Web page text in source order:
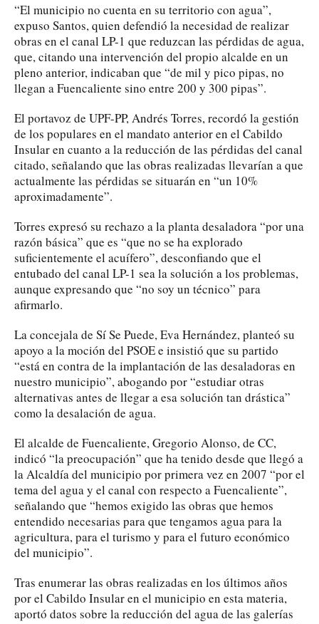
“El municipio no cuenta en su territorio con agua”,
expuso Santos, quien defendió la necesidad de realizar
obras en el canal LP-1 que reduzcan las pérdidas de agua,
que, citando una intervención del propio alcalde en un
pleno anterior, indicaban que “de mil y pico pipas, no
llegan a Fuencaliente sino entre 200 y 300 pipas”.
El portavoz de UPF-PP, Andrés Torres, recordó la gestión
de los populares en el mandato anterior en el Cabildo
Insular en cuanto a la reducción de las pérdidas del canal
citado, señalando que las obras realizadas llevarían a que
actualmente las pérdidas se situarán en “un 10%
aproximadamente”.
Torres expresó su rechazo a la planta desaladora “por una
razón básica” que es “que no se ha explorado
suficientemente el acuífero”, desconfiando que el
entubado del canal LP-1 sea la solución a los problemas,
aunque expresando que “no soy un técnico” para
afirmarlo.
La concejala de Sí Se Puede, Eva Hernández, planteó su
apoyo a la moción del PSOE e insistió que su partido
“está en contra de la implantación de las desaladoras en
nuestro municipio”, abogando por “estudiar otras
alternativas antes de llegar a esa solución tan drástica”
como la desalación de agua.
El alcalde de Fuencaliente, Gregorio Alonso, de CC,
indicó “la preocupación” que ha tenido desde que llegó a
la Alcaldía del municipio por primera vez en 2007 “por el
tema del agua y el canal con respecto a Fuencaliente”,
señalando que “hemos exigido las obras que hemos
entendido necesarias para que tengamos agua para la
agricultura, para el turismo y para el futuro económico
del municipio”.
Tras enumerar las obras realizadas en los últimos años
por el Cabildo Insular en el municipio en esta materia,
aportó datos sobre la reducción del agua de las galerías